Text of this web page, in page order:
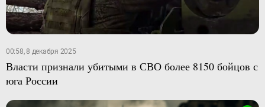
00:58, 8 декабря 2025
Власти признали убитыми в СВО более 8150 бойцов с
юга России